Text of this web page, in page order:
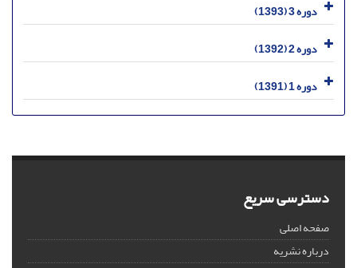
دوره 3 (1393)
دوره 2 (1392)
دوره 1 (1391)
دسترسی سریع
صفحه اصلی
درباره نشریه